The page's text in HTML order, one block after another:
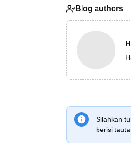
Blog authors
Silahkan
berisi